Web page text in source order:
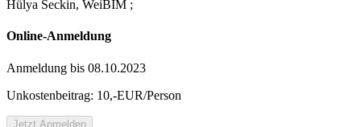
Hülya Seckin, WeiBIM ;
Online-Anmeldung
Anmeldung bis 08.10.2023
Unkostenbeitrag: 10,-EUR/Person
Jetzt Anmelden